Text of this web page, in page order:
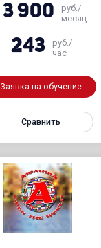
3 900
руб./
месяц
243
руб./
час
Заявка на обучение
Сравнить